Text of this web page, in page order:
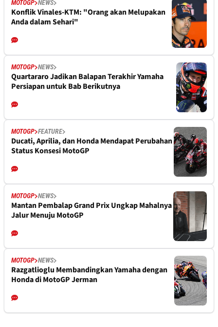
MOTOGP NEWS
Konflik Vinales-KTM: "Orang akan Melupakan
Anda dalam Sehari"
MOTOGP NEWS
Quartararo Jadikan Balapan Terakhir Yamaha
Persiapan untuk Bab Berikutnya
MOTOGP FEATURE
Ducati, Aprilia, dan Honda Mendapat Perubahan
Status Konsesi MotoGP
MOTOGP NEWS
Mantan Pembalap Grand Prix Ungkap Mahalnya
Jalur Menuju MotoGP
MOTOGP NEWS
Razgatlioglu Membandingkan Yamaha dengan
Honda di MotoGP Jerman